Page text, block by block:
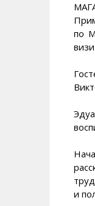
по
и